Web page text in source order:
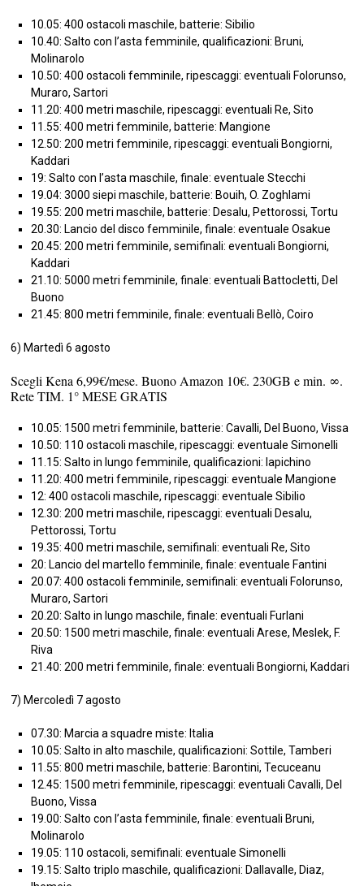
10.05: 400 ostacoli maschile, batterie: Sibilio
10.40: Salto con l’asta femminile, qualificazioni: Bruni,
Molinarolo
10.50: 400 ostacoli femminile, ripescaggi: eventuali Folorunso,
Muraro, Sartori
11.20: 400 metri maschile, ripescaggi: eventuali Re, Sito
11.55: 400 metri femminile, batterie: Mangione
12.50: 200 metri femminile, ripescaggi: eventuali Bongiorni,
Kaddari
19: Salto con l’asta maschile, finale: eventuale Stecchi
19.04: 3000 siepi maschile, batterie: Bouih, O. Zoghlami
19.55: 200 metri maschile, batterie: Desalu, Pettorossi, Tortu
20.30: Lancio del disco femminile, finale: eventuale Osakue
20.45: 200 metri femminile, semifinali: eventuali Bongiorni,
Kaddari
21.10: 5000 metri femminile, finale: eventuali Battocletti, Del
Buono
21.45: 800 metri femminile, finale: eventuali Bellò, Coiro
6) Martedì 6 agosto
Scegli Kena 6,99€/mese. Buono Amazon 10€. 230GB e min. ∞.
Rete TIM. 1° MESE GRATIS
10.05: 1500 metri femminile, batterie: Cavalli, Del Buono, Vissa
10.50: 110 ostacoli maschile, ripescaggi: eventuale Simonelli
11.15: Salto in lungo femminile, qualificazioni: Iapichino
11.20: 400 metri femminile, ripescaggi: eventuale Mangione
12: 400 ostacoli maschile, ripescaggi: eventuale Sibilio
12.30: 200 metri maschile, ripescaggi: eventuali Desalu,
Pettorossi, Tortu
19.35: 400 metri maschile, semifinali: eventuali Re, Sito
20: Lancio del martello femminile, finale: eventuale Fantini
20.07: 400 ostacoli femminile, semifinali: eventuali Folorunso,
Muraro, Sartori
20.20: Salto in lungo maschile, finale: eventuali Furlani
20.50: 1500 metri maschile, finale: eventuali Arese, Meslek, F.
Riva
21.40: 200 metri femminile, finale: eventuali Bongiorni, Kaddari
7) Mercoledì 7 agosto
07.30: Marcia a squadre miste: Italia
10.05: Salto in alto maschile, qualificazioni: Sottile, Tamberi
11.55: 800 metri maschile, batterie: Barontini, Tecuceanu
12.45: 1500 metri femminile, ripescaggi: eventuali Cavalli, Del
Buono, Vissa
19.00: Salto con l’asta femminile, finale: eventuali Bruni,
Molinarolo
19.05: 110 ostacoli, semifinali: eventuale Simonelli
19.15: Salto triplo maschile, qualificazioni: Dallavalle, Diaz,